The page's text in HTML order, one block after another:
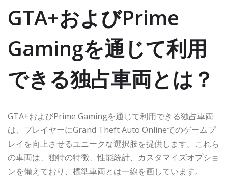
GTA+およびPrime
Gamingを通じて利用
できる独占車両とは？
GTA+およびPrime Gamingを通じて利用できる独占車両
は、プレイヤーにGrand Theft Auto Onlineでのゲームプ
レイを向上させるユニークな選択肢を提供します。これら
の車両は、独特の特徴、性能統計、カスタマイズオプショ
ンを備えており、標準車両とは一線を画しています。